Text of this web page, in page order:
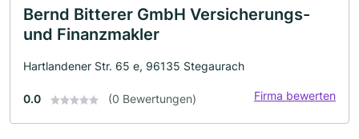
Bernd Bitterer GmbH Versicherungs-
und Finanzmakler
Hartlandener Str. 65 e, 96135 Stegaurach
0.0 (0 Bewertungen) Firma bewerten